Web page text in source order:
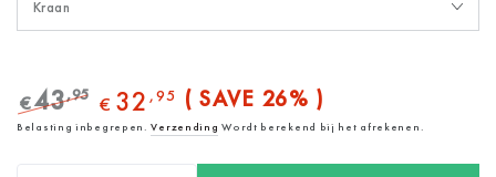
Normale
€43,95
Verkoopprijs
€ 32 ,95 ( SAVE 26% )
Belasting inbegrepen.Verzending Wordt berekend bij het afrekenen.